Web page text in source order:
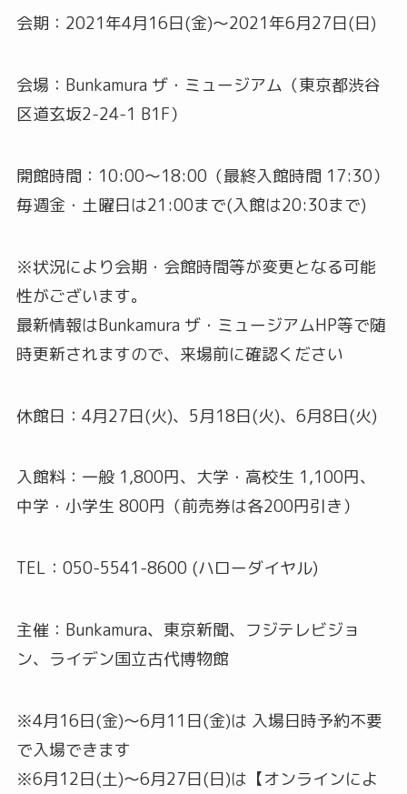
会期：2021年4月16日(金)〜2021年6月27日(日)
会場：Bunkamura ザ・ミュージアム（東京都渋谷
区道玄坂2-24-1 B1F）
開館時間：10:00〜18:00（最終入館時間 17:30）
毎週金・土曜日は21:00まで(入館は20:30まで)
※状況により会期・会館時間等が変更となる可能
性がございます。
最新情報はBunkamura ザ・ミュージアムHP等で随
時更新されますので、来場前に確認ください
休館日：4月27日(火)、5月18日(火)、6月8日(火)
入館料：一般 1,800円、大学・高校生 1,100円、
中学・小学生 800円（前売券は各200円引き）
TEL：050-5541-8600 (ハローダイヤル)
主催：Bunkamura、東京新聞、フジテレビジョ
ン、ライデン国立古代博物館
※4月16日(金)～6月11日(金)は 入場日時予約不要
で入場できます
※6月12日(土)～6月27日(日)は【オンラインによ